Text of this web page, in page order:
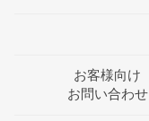
お客様向け
お問い合わせ